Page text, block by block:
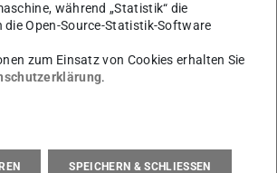
während „Statistik“ die
Open-Source-Statistik-Software
zum Einsatz von Cookies erhalten Sie
.
SPEICHERN & SCHLIESSEN